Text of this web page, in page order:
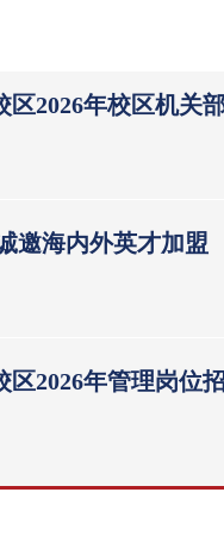
区2026年校区机关
邀海内外英才加盟
区2026年管理岗位